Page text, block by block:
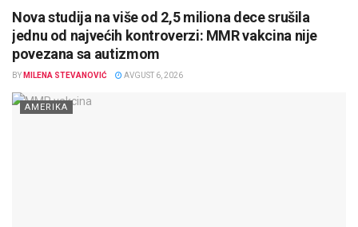
Nova studija na više od 2,5 miliona dece srušila
jednu od najvećih kontroverzi: MMR vakcina nije
povezana sa autizmom
BY MILENA STEVANOVIĆ AVGUST 6, 2026
AMERIKA